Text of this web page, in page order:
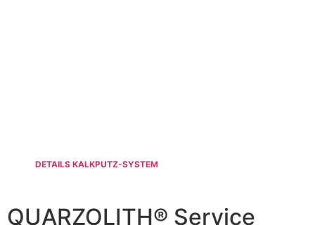
DETAILS KALKPUTZ-SYSTEM
QUARZOLITH® Service